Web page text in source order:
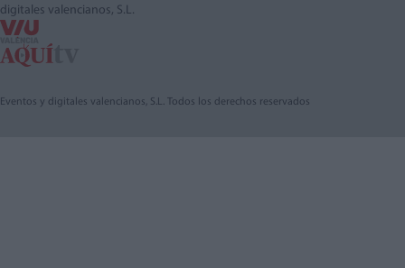
digitales valencianos, S.L.
Eventos y digitales valencianos, S.L. Todos los derechos reservados